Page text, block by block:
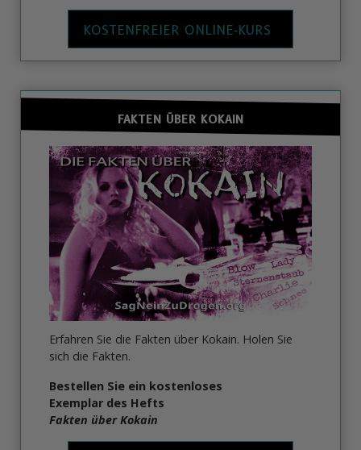
KOSTENFREIER ONLINE‑KURS
FAKTEN ÜBER KOKAIN
Erfahren Sie die Fakten über Kokain. Holen Sie
sich die Fakten.
Bestellen Sie ein kostenloses
Exemplar des Hefts
Fakten über Kokain